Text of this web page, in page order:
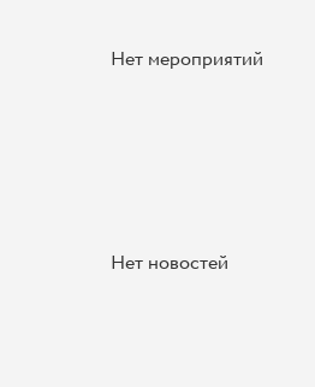
Нет мероприятий
Нет новостей